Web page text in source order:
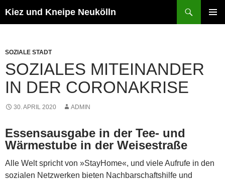
Inhalt
Kiez und Kneipe Neukölln
SOZIALE STADT
SOZIALES MITEINANDER
IN DER CORONAKRISE
30. APRIL 2020 ADMIN
Essensausgabe in der Tee- und
Wärmestube in der Weisestraße
Alle Welt spricht von »StayHome«, und viele Aufrufe in den
sozialen Netzwerken bieten Nachbarschaftshilfe und